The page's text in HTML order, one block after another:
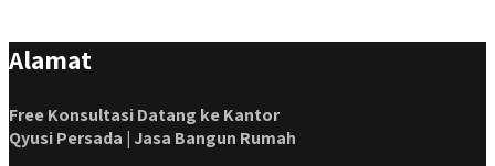
Alamat
Free Konsultasi Datang ke Kantor
Qyusi Persada | Jasa Bangun Rumah